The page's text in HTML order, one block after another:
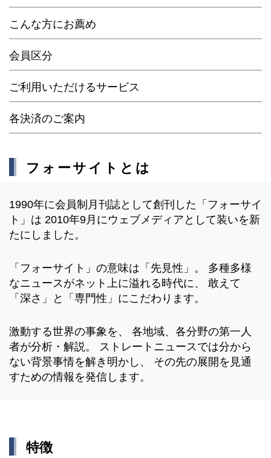
こんな方にお薦め
会員区分
ご利用いただけるサービス
各決済のご案内
フォーサイトとは
1990年に会員制月刊誌として創刊した「フォーサイ
ト」は 2010年9月にウェブメディアとして装いを新
たにしました。
「フォーサイト」の意味は「先見性」。 多種多様
なニュースがネット上に溢れる時代に、 敢えて
「深さ」と「専門性」にこだわります。
激動する世界の事象を、 各地域、各分野の第一人
者が分析・解説。 ストレートニュースでは分から
ない背景事情を解き明かし、 その先の展開を見通
すための情報を発信します。
特徴